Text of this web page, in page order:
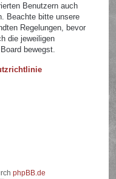
Benutzern auch
Beachte bitte unsere
Regelungen, bevor
die jeweiligen
bewegst.
phpBB.de